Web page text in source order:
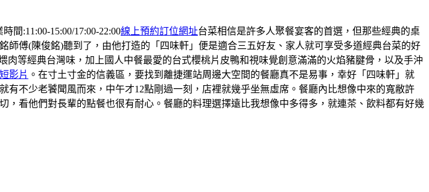
間:11:00-15:00/17:00-22:00線上預約訂位網址台菜相信是許多人聚餐宴客的首選，但那些經典的桌
傅(陳俊銘)聽到了，由他打造的「四味軒」便是適合三五好友、家人就可享受多道經典台菜的好
等經典台灣味，加上國人中餐最愛的台式櫻桃片皮鴨和視味覺創意滿滿的火焰豬腱骨，以及手沖
影片 。在寸土寸金的信義區，要找到離捷運站周邊大空間的餐廳真不是易事，幸好「四味軒」就
不少老饕聞風而來，中午才12點剛過一刻，店裡就幾乎坐無虛席。餐廳內比想像中來的寬敝許
看他們對長輩的點餐也很有耐心。餐廳的料理選擇遠比我想像中多得多，就連茶、飲料都有好幾